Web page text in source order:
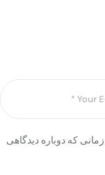
که دوباره دیدگاهی